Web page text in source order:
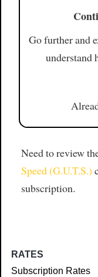
Go further and
understand
Need to review
Speed (G.U.T.S.)
subscription.
RATES
Subscription Rates